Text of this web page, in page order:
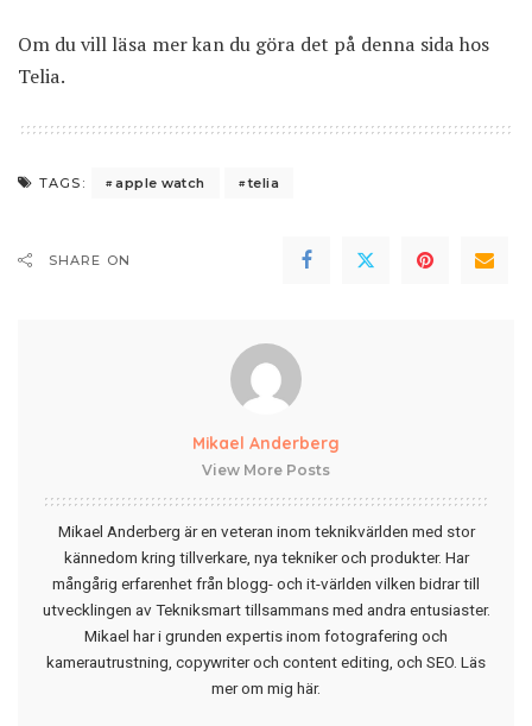
Om du vill läsa mer kan du göra det på denna sida hos
Telia.
TAGS: apple watch telia
SHARE ON
Mikael Anderberg
View More Posts
Mikael Anderberg är en veteran inom teknikvärlden med stor
kännedom kring tillverkare, nya tekniker och produkter. Har
mångårig erfarenhet från blogg- och it-världen vilken bidrar till
utvecklingen av Tekniksmart tillsammans med andra entusiaster.
Mikael har i grunden expertis inom fotografering och
kamerautrustning, copywriter och content editing, och SEO. Läs
mer om mig här.